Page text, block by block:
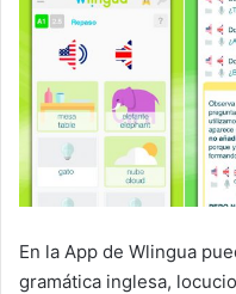
En la App de Wlingua
gramática inglesa,